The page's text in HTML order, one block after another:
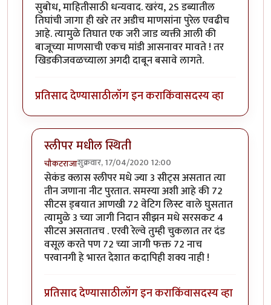
सुबोध, माहितीसाठी धन्यवाद. खरंय, 2S डब्यातील
तिघांची जागा ही खरे तर अडीच माणसांना पुरेल एवढीच
आहे. त्यामुळे तिघात एक जरी जाड व्यक्ती आली की
बाजूच्या माणसाची एकच मांडी आसनावर मावते ! तर
खिडकीजवळच्याला अगदी दाबून बसावे लागते.
प्रतिसाद देण्यासाठीलॉग इन कराकिंवासदस्य व्हा
स्लीपर मधील स्थिती
चौकटराजाशुक्रवार, 17/04/2020 12:00
In reply to...byहेमंतकुमार
सेकंड क्लास स्लीपर मधे ज्या 3 सीट्स असतात त्या
तीन जणाना नीट पुरतात. समस्या अशी आहे की 72
सीटस ड्बयात आणखी 72 वेटिग लिस्ट वाले घुसतात
त्यामुळे 3 च्या जागी निदान सीझन मधे सरसकट 4
सीटस असतातच . एरवी रेल्वे तुम्ही चुकलात तर दंड
वसूल करते पण 72 च्या जागी फक्त 72 नाच
परवानगी हे भारत देशात कदापिही शक्य नाही !
प्रतिसाद देण्यासाठीलॉग इन कराकिंवासदस्य व्हा